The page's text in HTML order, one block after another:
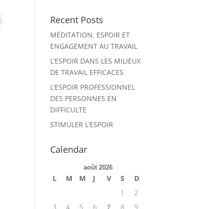
Recent Posts
MÉDITATION, ESPOIR ET
ENGAGEMENT AU TRAVAIL
L’ESPOIR DANS LES MILIEUX
DE TRAVAIL EFFICACES
L’ESPOIR PROFESSIONNEL
DES PERSONNES EN
DIFFICULTE
STIMULER L’ESPOIR
Calendar
août 2026
L M M J V S
D
1
2
3
4 5 6 7 8 9